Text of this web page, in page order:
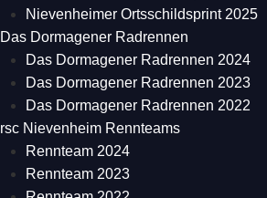
Nievenheimer Ortsschildsprint 2025
Das Dormagener Radrennen
Das Dormagener Radrennen 2024
Das Dormagener Radrennen 2023
Das Dormagener Radrennen 2022
rsc Nievenheim Rennteams
Rennteam 2024
Rennteam 2023